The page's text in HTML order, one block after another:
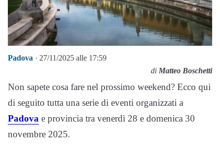
Padova · 27/11/2025 alle 17:59
di Matteo Boschetti
Non sapete cosa fare nel prossimo weekend? Ecco qui
di seguito tutta una serie di eventi organizzati a
Padova e provincia tra venerdì 28 e domenica 30
novembre 2025.